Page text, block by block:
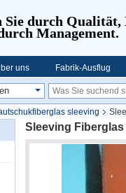
Sie durch
Management.
uns Fabrik-Ausflug
sleeving
Sleeving